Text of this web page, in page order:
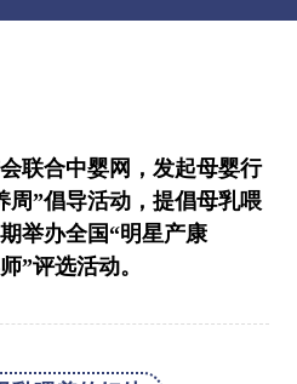
联合中婴网，发起母婴行
周”倡导活动，提倡母乳喂
举办全国“明星产康
”评选活动。